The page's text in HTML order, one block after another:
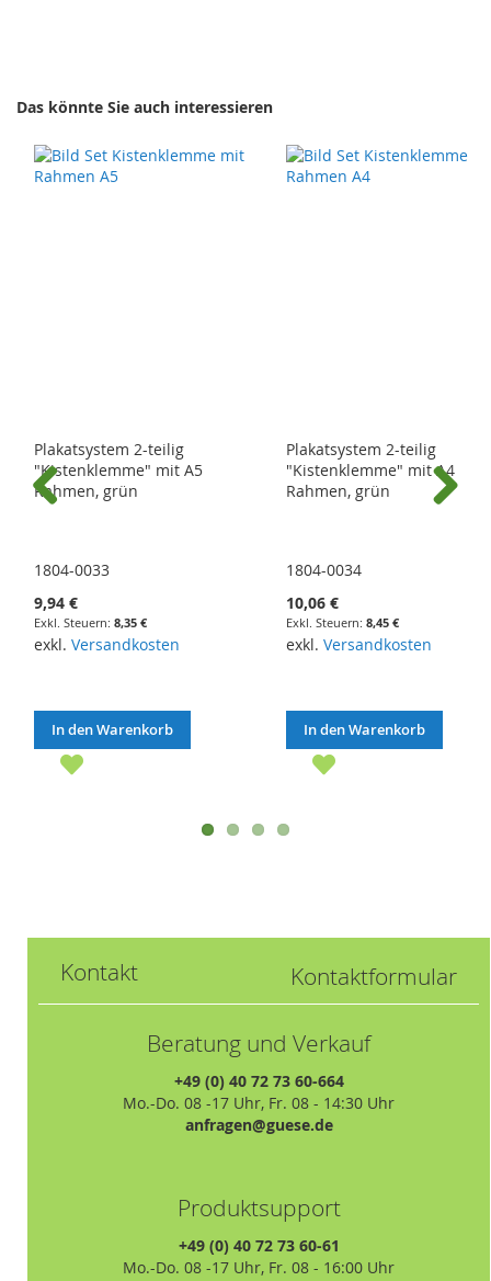
Das könnte Sie auch interessieren
Plakatsystem 2-teilig
"Kistenklemme" mit A5
Rahmen, grün
1804-0033
9,94 €
8,35 €
exkl. Versandkosten
In den Warenkorb
Plakatsystem 2-teilig
"Kistenklemme" mit A4
Rahmen, grün
1804-0034
10,06 €
8,45 €
exkl. Versandkosten
In den Warenkorb
Kontakt Kontaktformular
Beratung und Verkauf
+49 (0) 40 72 73 60-664
Mo.-Do. 08 -17 Uhr, Fr. 08 - 14:30 Uhr
anfragen@guese.de
Produktsupport
+49 (0) 40 72 73 60-61
Mo.-Do. 08 -17 Uhr, Fr. 08 - 16:00 Uhr